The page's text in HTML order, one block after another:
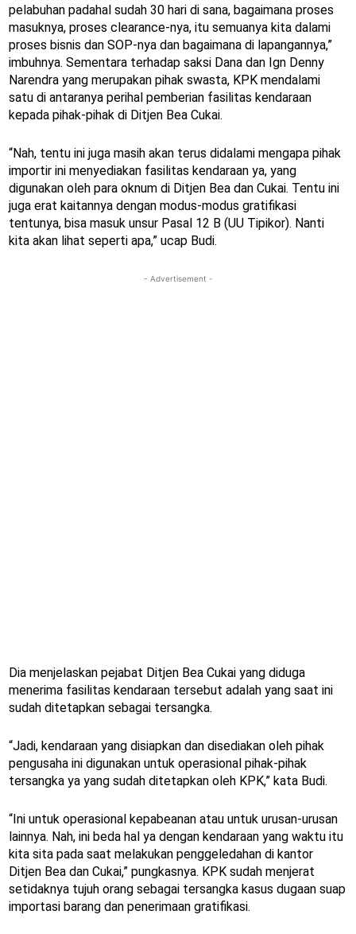
pelabuhan padahal sudah 30 hari di sana, bagaimana proses
masuknya, proses clearance-nya, itu semuanya kita dalami
proses bisnis dan SOP-nya dan bagaimana di lapangannya,”
imbuhnya. Sementara terhadap saksi Dana dan Ign Denny
Narendra yang merupakan pihak swasta, KPK mendalami
satu di antaranya perihal pemberian fasilitas kendaraan
kepada pihak-pihak di Ditjen Bea Cukai.
“Nah, tentu ini juga masih akan terus didalami mengapa pihak
importir ini menyediakan fasilitas kendaraan ya, yang
digunakan oleh para oknum di Ditjen Bea dan Cukai. Tentu ini
juga erat kaitannya dengan modus-modus gratifikasi
tentunya, bisa masuk unsur Pasal 12 B (UU Tipikor). Nanti
kita akan lihat seperti apa,” ucap Budi.
- Advertisement -
Dia menjelaskan pejabat Ditjen Bea Cukai yang diduga
menerima fasilitas kendaraan tersebut adalah yang saat ini
sudah ditetapkan sebagai tersangka.
“Jadi, kendaraan yang disiapkan dan disediakan oleh pihak
pengusaha ini digunakan untuk operasional pihak-pihak
tersangka ya yang sudah ditetapkan oleh KPK,” kata Budi.
“Ini untuk operasional kepabeanan atau untuk urusan-urusan
lainnya. Nah, ini beda hal ya dengan kendaraan yang waktu itu
kita sita pada saat melakukan penggeledahan di kantor
Ditjen Bea dan Cukai,” pungkasnya. KPK sudah menjerat
setidaknya tujuh orang sebagai tersangka kasus dugaan suap
importasi barang dan penerimaan gratifikasi.